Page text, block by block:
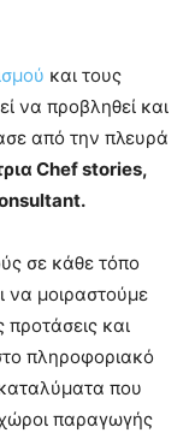
και τους
να προβληθεί και
από την πλευρά
Chef stories,
σε κάθε τόπο
να μοιραστούμε
προτάσεις και
πληροφοριακό
που
παραγωγής